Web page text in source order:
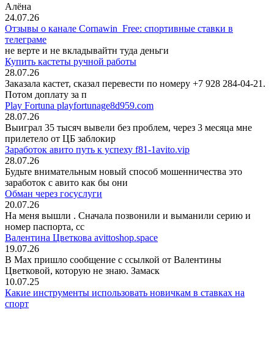
Алёна
24.07.26
Отзывы о канале Cornawin_Free: спортивные ставки в
телеграме
не верте и не вкладывайтн туда деньги
Купить кастеты ручной работы
28.07.26
Заказала кастет, сказал перевести по номеру +7 928 284-04-21.
Потом доплату за п
Play Fortuna playfortunage8d959.com
28.07.26
Выиграл 35 тысяч вывели без проблем, через 3 месяца мне
прилетело от ЦБ заблокир
Заработок авито путь к успеху f81-1avito.vip
28.07.26
Будьте внимательным новый способ мошенничества это
заработок с авито как бы они
Обман через госуслуги
20.07.26
На меня вышли . Сначала позвонили и выманили серию и
номер паспорта, сс
Валентина Цветкова avittoshop.space
19.07.26
В Мах пришло сообщение с ссылкой от Валентины
Цветковой, которую не знаю. Замаск
10.07.25
Какие инструменты использовать новичкам в ставках на
спорт